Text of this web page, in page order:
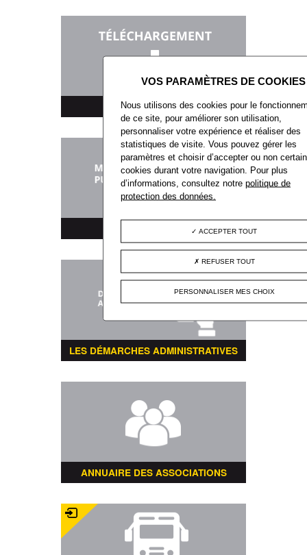
TÉLÉCHARGEMENT
MARCHÉS PUBLICS
LES DÉMARCHES ADMINISTRATIVES
ANNUAIRE DES ASSOCIATIONS
Nous utilisons des cookies pour le
de ce site, pour améliorer son utilisation,
personnaliser votre expérience et réaliser des
statistiques de visite. Vous pouvez gérer les
paramètres et choisir d’accepter ou non
cookies durant votre navigation. Pour plus
d’informations, consultez notrepolitique de
protection des données.
ACCEPTER TOUT
REFUSER TOUT
PERSONNALISER MES CHOIX